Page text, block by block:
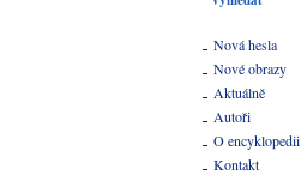
Nová hesla
Nové obrazy
Aktuálně
Autoři
O encyklopedii
Kontakt